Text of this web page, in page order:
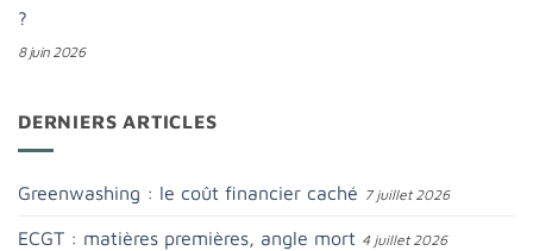
?
8 juin 2026
DERNIERS ARTICLES
Greenwashing : le coût financier caché 7 juillet 2026
ECGT : matières premières, angle mort 4 juillet 2026